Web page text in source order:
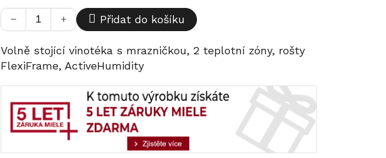
cena:
+
− Přidat do košíku
Volně stojící vinotéka s mrazničkou, 2 teplotní zóny, rošty
FlexiFrame, ActiveHumidity